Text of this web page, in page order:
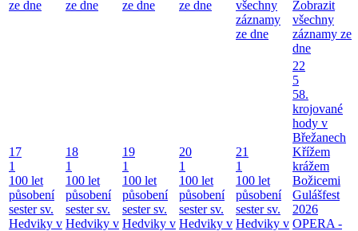
ze dne ze dne ze dne ze dne
všechny
záznamy
ze dne
Zobrazit
všechny
záznamy ze
dne
17
1
100 let
působení
sester sv.
Hedviky v
18
1
100 let
působení
sester sv.
Hedviky v
19
1
100 let
působení
sester sv.
Hedviky v
20
1
100 let
působení
sester sv.
Hedviky v
21
1
100 let
působení
sester sv.
Hedviky v
22
5
58.
krojované
hody v
Břežanech
Křížem
krážem
Božicemi
Gulášfest
2026
OPERA -